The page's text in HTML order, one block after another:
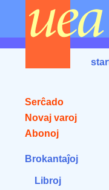
Serĉado
Novaj varoj
Abonoj
Brokantaĵoj
Libroj